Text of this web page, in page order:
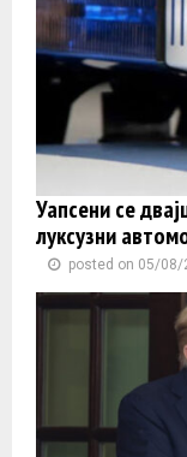
Уапсени се
луксузни
posted on 05/08/